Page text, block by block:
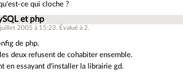
ce qui cloche ?
et php
juillet 2005 à 15:23. Évalué à 2.
de php.
deux refusent de cohabiter ensemble.
en essayant d'installer la librairie gd.